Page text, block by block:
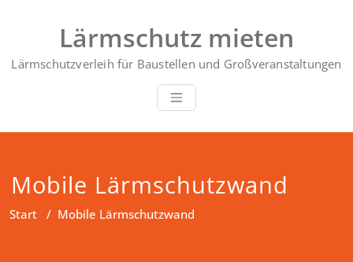
Lärmschutz mieten
Lärmschutzverleih für Baustellen und Großveranstaltungen
Mobile Lärmschutzwand
Start / Mobile Lärmschutzwand